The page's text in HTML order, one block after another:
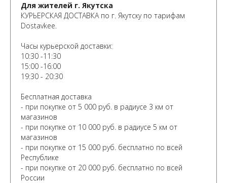
Для жителей г. Якутска
КУРЬЕРСКАЯ ДОСТАВКА по г. Якутску по тарифам
Dostavkee.
Часы курьерской доставки:
10:30 -11:30
15:00 -16:00
19:30 - 20:30
Бесплатная доставка
- при покупке от 5 000 руб. в радиусе 3 км от
магазинов
- ⁠при покупке от 10 000 руб. в радиусе 5 км от
магазинов
- ⁠при покупке от 15 000 руб. бесплатно по всей
Республике
- ⁠при покупке от 20 000 руб. бесплатно по всей
России
+7 964 429-41-29
Telegram
WhatsApp
WhatsApp